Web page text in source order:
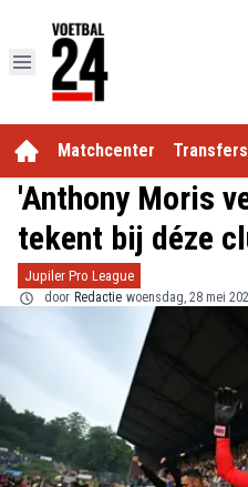
Matchcenter Transfers
'Anthony Moris
tekent bij déze
Jupiler Pro League
door Redactie woensdag, 28 mei